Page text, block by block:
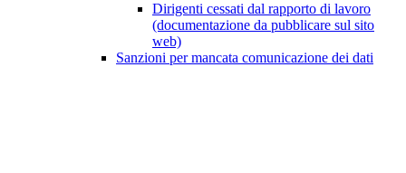
Dirigenti cessati dal rapporto di lavoro
(documentazione da pubblicare sul sito
web)
Sanzioni per mancata comunicazione dei dati